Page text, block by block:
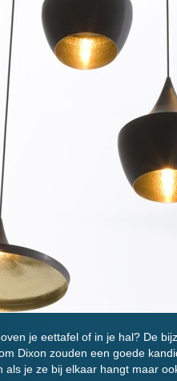
je eettafel of in je hal? De
Dixon zouden een goede
je ze bij elkaar hangt maar